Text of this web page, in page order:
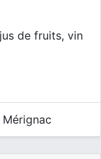
de fruits, vin